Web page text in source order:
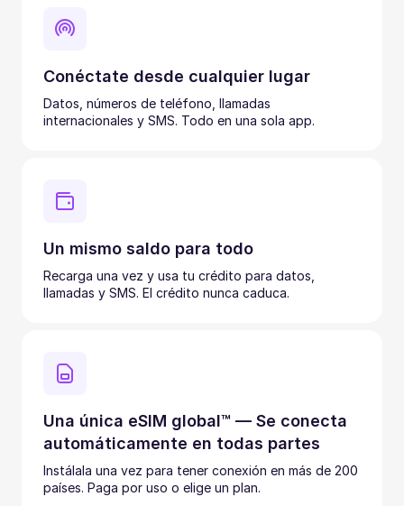
Conéctate desde cualquier lugar
Datos, números de teléfono, llamadas
internacionales y SMS. Todo en una sola app.
Un mismo saldo para todo
Recarga una vez y usa tu crédito para datos,
llamadas y SMS. El crédito nunca caduca.
Una única eSIM global™ — Se conecta
automáticamente en todas partes
Instálala una vez para tener conexión en más de 200
países. Paga por uso o elige un plan.